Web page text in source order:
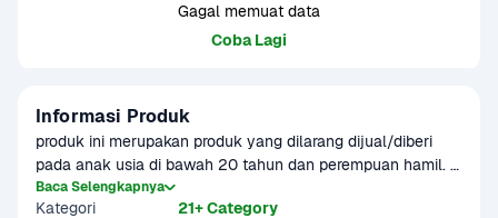
Gagal memuat data
Coba Lagi
Informasi Produk
produk ini merupakan produk yang dilarang dijual/diberi
pada anak usia di bawah 20 tahun dan perempuan hamil.
Merokok dapat menyebabkan kanker, serangan jantung,
impotensi, gangguan kesehatan lainnya termasuk
Baca Selengkapnya
Kategori 21+ Category